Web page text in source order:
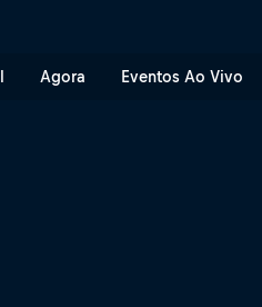
Agora Eventos Ao Vivo